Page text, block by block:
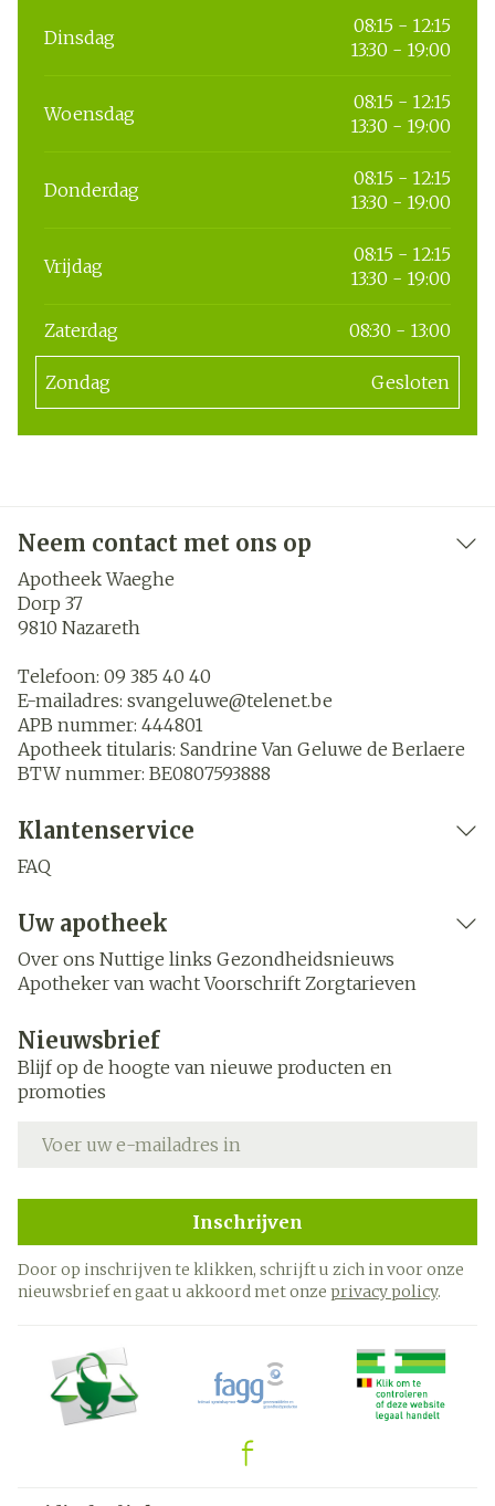
Dinsdag
08:15 - 12:15
13:30 - 19:00
Woensdag
08:15 - 12:15
13:30 - 19:00
Donderdag
08:15 - 12:15
13:30 - 19:00
Vrijdag
08:15 - 12:15
13:30 - 19:00
Zaterdag 08:30 - 13:00
Zondag Gesloten
Neem contact met ons op
Apotheek Waeghe
Dorp 37
9810 Nazareth
Telefoon: 09 385 40 40
E-mailadres: svangeluwe@telenet.be
APB nummer: 444801
Apotheek titularis: Sandrine Van Geluwe de Berlaere
BTW nummer: BE0807593888
Klantenservice
FAQ
Uw apotheek
Over ons Nuttige links Gezondheidsnieuws
Apotheker van wacht Voorschrift Zorgtarieven
Nieuwsbrief
Blijf op de hoogte van nieuwe producten en
promoties
Inschrijven
Door op inschrijven te klikken, schrijft u zich in voor onze
nieuwsbrief en gaat u akkoord met onze privacy policy.